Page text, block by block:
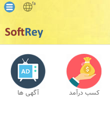
fa
کسب درآمد آگهی ها